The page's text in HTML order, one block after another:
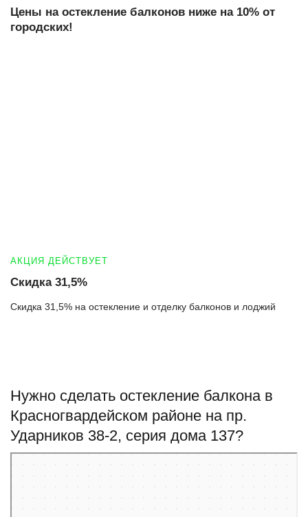
Цены на остекление балконов ниже на 10% от
городских!
АКЦИЯ ДЕЙСТВУЕТ
Скидка 31,5%
Скидка 31,5% на остекление и отделку балконов и лоджий
Нужно сделать остекление балкона в
Красногвардейском районе на пр.
Ударников 38-2, серия дома 137?